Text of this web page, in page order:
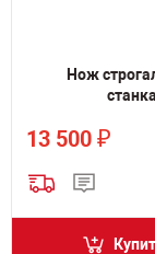
Нож
13 500 ₽